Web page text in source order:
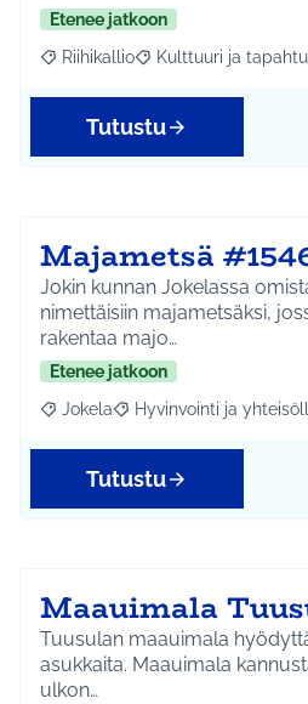
Etenee jatkoon
Rajaa tulokset aihepiirin mukaan:
Riihikallio Rajaa tulokset
Kulttuuri ja
Tutustu
Majametsä
Jokin kunnan Jokelassa
nimettäisiin majametsäksi,
rakentaa majo…
Etenee jatkoon
Rajaa tulokset aihepiirin mukaan:
Jokela Rajaa tulokset teeman
Hyvinvointi ja
Tutustu
Maauimala
Tuusulan maauimala
asukkaita. Maauimala kannustaa myös liikkumaan
ulkon…